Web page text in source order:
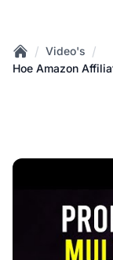
Home
/ Video's /
Hoe Amazon